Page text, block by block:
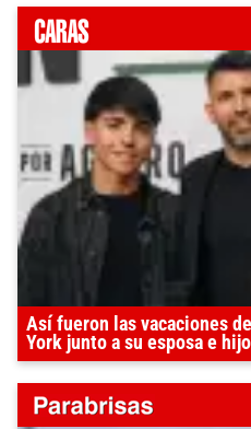
Así fueron las vacaciones
York junto a su esposa e